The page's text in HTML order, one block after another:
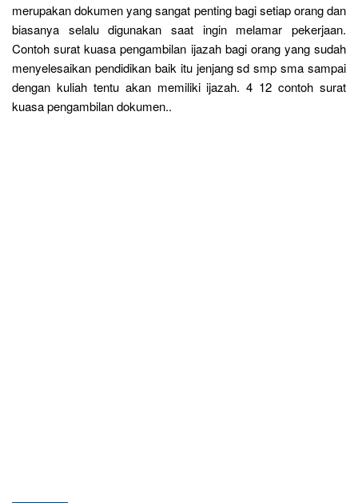
merupakan dokumen yang sangat penting bagi setiap orang dan
biasanya selalu digunakan saat ingin melamar pekerjaan.
Contoh surat kuasa pengambilan ijazah bagi orang yang sudah
menyelesaikan pendidikan baik itu jenjang sd smp sma sampai
dengan kuliah tentu akan memiliki ijazah. 4 12 contoh surat
kuasa pengambilan dokumen..